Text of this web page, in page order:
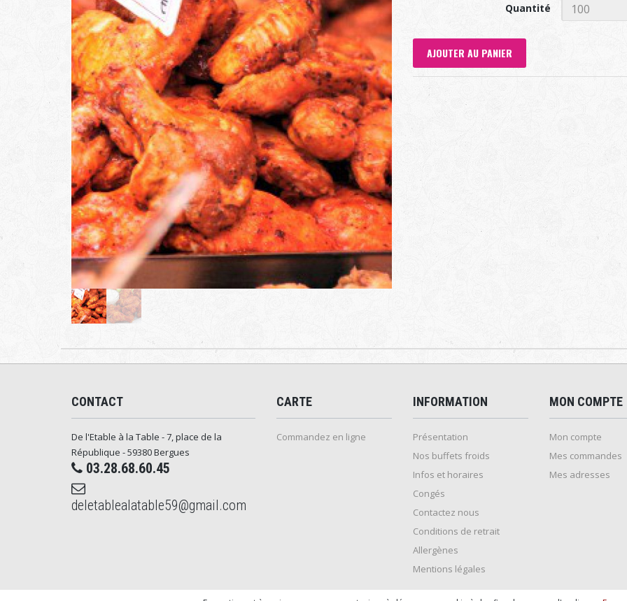
Quantité
AJOUTER AU PANIER
CONTACT
De l'Etable à la Table - 7, place de la
République - 59380 Bergues
03.28.68.60.45
deletablealatable59@gmail.com
CARTE
Commandez en ligne
INFORMATION
Présentation
Nos buffets froids
Infos et horaires
Congés
Contactez nous
Conditions de retrait
Allergènes
Mentions légales
MON COMPTE
Mon compte
Mes commandes
Mes adresses